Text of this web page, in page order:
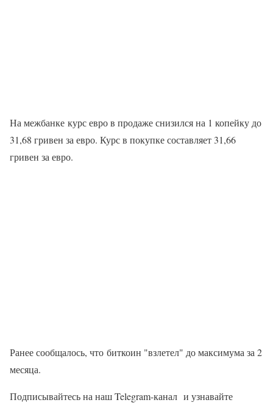
На межбанке курс евро в продаже снизился на 1 копейку до
31,68 гривен за евро. Курс в покупке составляет 31,66
гривен за евро.
Ранее сообщалось, что биткоин "взлетел" до максимума за 2
месяца.
Подписывайтесь на наш Telegram-канал и узнавайте